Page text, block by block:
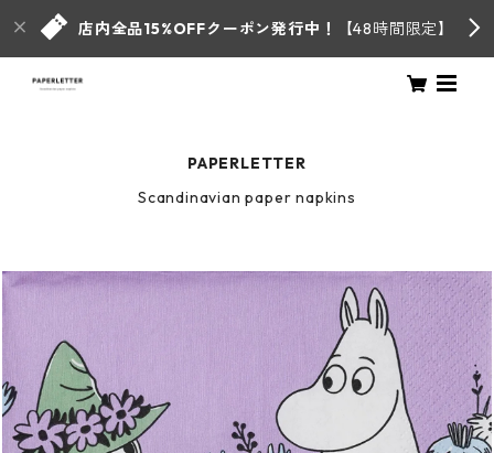
店内全品15%OFFクーポン発行中！ 【48時間限定】
PAPERLETTER
Scandinavian paper napkins